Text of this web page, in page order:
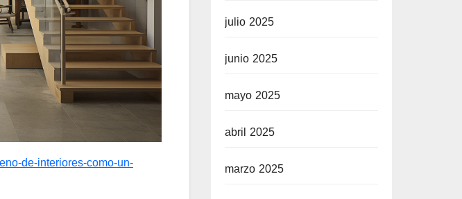
de-interiores-como-un-
julio 2025
junio 2025
mayo 2025
abril 2025
marzo 2025